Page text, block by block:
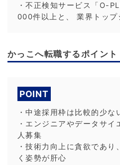
・不正検知サービス「O-
000件以上と、 業界トップ
かっこへ転職するポイント
POINT
・中途採用枠は比較的少な
・エンジニアやデータサ
人募集
・技術力向上に貪欲であり
く姿勢が肝心